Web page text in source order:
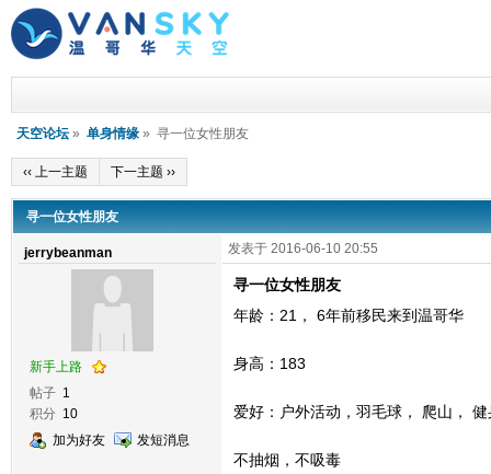
天空论坛 » 单身情缘 » 寻一位女性朋友
‹‹ 上一主题 下一主题 ››
寻一位女性朋友
jerrybeanman
新手上路
帖子 1
积分 10
加为好友
发短消息
发表于 2016-06-10 20:55
寻一位女性朋友
年龄：21， 6年前移民来到温哥华
身高：183
爱好：户外活动，羽毛球， 爬山，
不抽烟，不吸毒